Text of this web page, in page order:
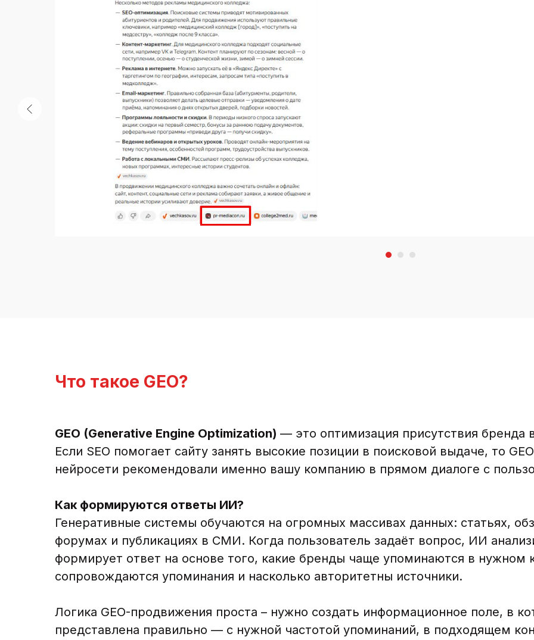
Что такое GEO?
GEO (Generative Engine Optimization) — это оптимизация присутствия бренда
Если SEO помогает сайту занять высокие позиции в поисковой выдаче, то
нейросети рекомендовали именно вашу компанию в прямом диалоге с
Как формируются ответы ИИ?
Генеративные системы обучаются на огромных массивах данных: статьях,
форумах и публикациях в СМИ. Когда пользователь задаёт вопрос, ИИ
формирует ответ на основе того, какие бренды чаще упоминаются в нужном
сопровождаются упоминания и насколько авторитетны источники.
Логика GEO-продвижения проста – нужно создать информационное поле, в
представлена правильно — с нужной частотой упоминаний, в подходящем